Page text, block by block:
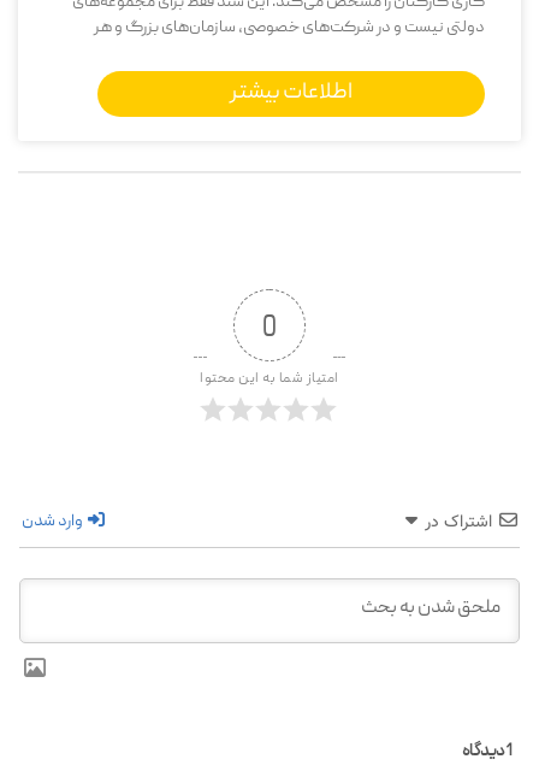
دولتی نیست و در شرکت‌های خصوصی، سازمان‌های بزرگ و هر
اطلاعات بیشتر
0
امتیاز شما به این محتوا
اشتراک در وارد شدن
1دیدگاه